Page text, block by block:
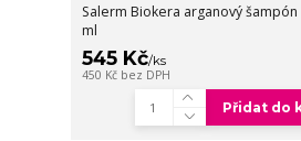
Salerm Biokera arganový
ml
545 Kč/ks
450 Kč bez DPH
Přidat do